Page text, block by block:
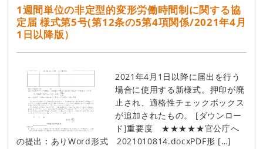
1週間単位の非定型的変形労働時間制に関する協
定届 様式第5号(第12条の5第4項関係/2021年4月
1日以降版）
2021年4月1日以降に届出を行う
場合に使用する新様式。押印が廃
止され、適格性チェックボックス
が追加されたもの。 [ダウンロー
ド]重要度 ★★★★★官公庁へ
の提出：ありWord形式 2021010814.docxPDF形 […]